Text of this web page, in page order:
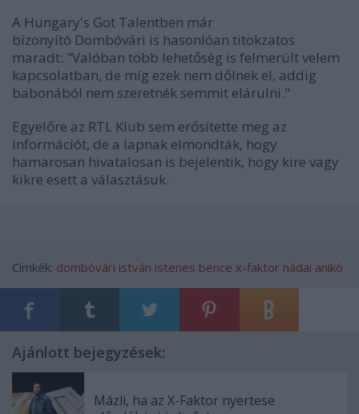
A Hungary's Got Talentben már
bizonyító Dombóvári is hasonlóan titokzatos
maradt: "Valóban több lehetőség is felmerült velem
kapcsolatban, de míg ezek nem dőlnek el, addig
babonából nem szeretnék semmit elárulni."
Egyelőre az RTL Klub sem erősítette meg az
információt, de a lapnak elmondták, hogy
hamarosan hivatalosan is bejelentik, hogy kire vagy
kikre esett a választásuk.
Címkék: dombóvári istván istenes bence x-faktor nádai anikó
Ajánlott bejegyzések:
Mázli, ha az X-Faktor nyertese